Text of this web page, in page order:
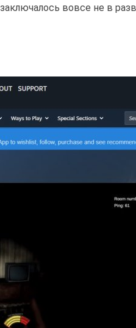
вовсе не в